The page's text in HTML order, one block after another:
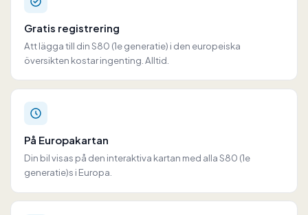
Gratis registrering
Att lägga till din S80 (1e generatie) i den europeiska
översikten kostar ingenting. Alltid.
På Europakartan
Din bil visas på den interaktiva kartan med alla S80 (1e
generatie)s i Europa.